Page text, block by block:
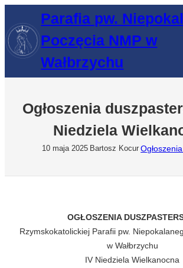
treści
Parafia pw.
Poczęcia NMP w
Wałbrzychu
Ogłoszenia
Niedziela
10 maja 2025 Bartosz Kocur
OGŁOSZENIA
Rzymskokatolickiej Parafii pw.
w Wałbrzychu
IV Niedziela Wielkanocna